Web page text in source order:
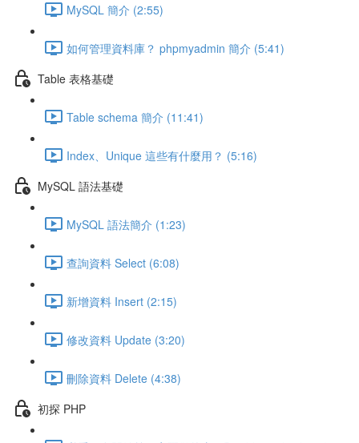
MySQL 簡介 (2:55)
如何管理資料庫？ phpmyadmin 簡介 (5:41)
Table 表格基礎
Table schema 簡介 (11:41)
Index、Unique 這些有什麼用？ (5:16)
MySQL 語法基礎
MySQL 語法簡介 (1:23)
查詢資料 Select (6:08)
新增資料 Insert (2:15)
修改資料 Update (3:20)
刪除資料 Delete (4:38)
初探 PHP